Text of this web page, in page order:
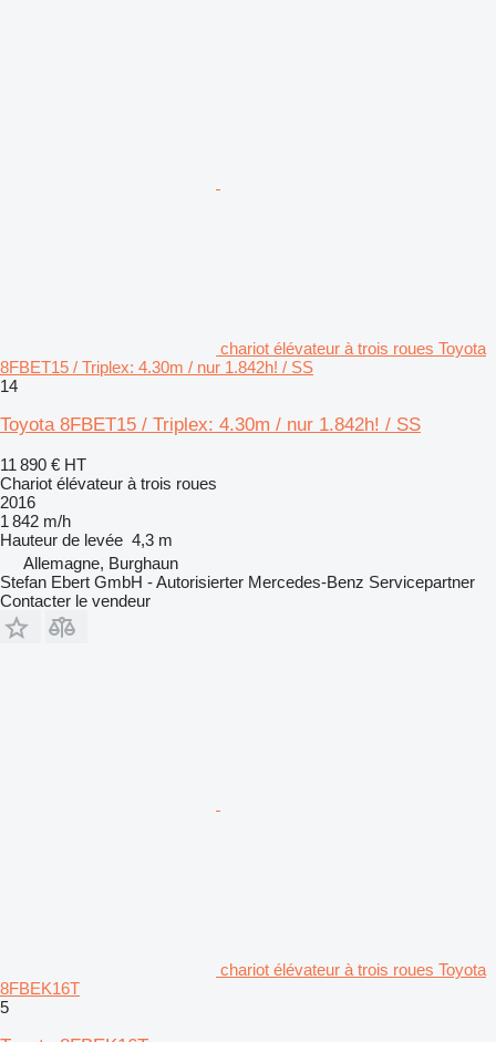
chariot élévateur à trois roues Toyota
8FBET15 / Triplex: 4.30m / nur 1.842h! / SS
14
Toyota 8FBET15 / Triplex: 4.30m / nur 1.842h! / SS
11 890 € HT
Chariot élévateur à trois roues
2016
1 842 m/h
Hauteur de levée 4,3 m
Allemagne, Burghaun
Stefan Ebert GmbH - Autorisierter Mercedes-Benz Servicepartner
Contacter le vendeur
chariot élévateur à trois roues Toyota
8FBEK16T
5